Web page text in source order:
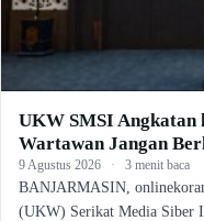
UKW SMSI Angkatan
Wartawan Jangan
9 Agustus 2026 · 3 menit baca
BANJARMASIN,
(UKW) Serikat Media Siber